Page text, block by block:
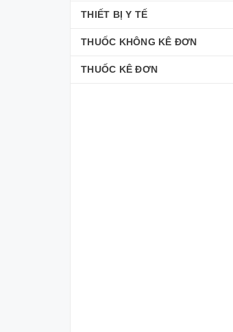
THIẾT BỊ Y TẾ
THUỐC KHÔNG KÊ ĐƠN
THUỐC KÊ ĐƠN